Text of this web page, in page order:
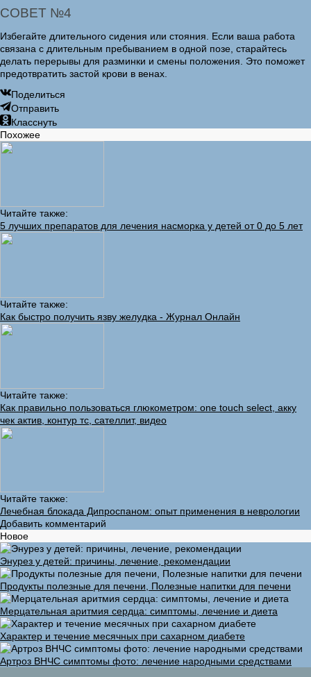
СОВЕТ №4
Избегайте длительного сидения или стояния. Если ваша работа
связана с длительным пребыванием в одной позе, старайтесь
делать перерывы для разминки и смены положения. Это поможет
предотвратить застой крови в венах.
Поделиться
Отправить
Класснуть
Похожее
Читайте также:
5 лучших препаратов для лечения насморка у детей от 0 до 5 лет
Читайте также:
Как быстро получить язву желудка - Журнал Онлайн
Читайте также:
Как правильно пользоваться глюкометром: one touch select, акку
чек актив, контур тс, сателлит, видео
Читайте также:
Лечебная блокада Дипроспаном: опыт применения в неврологии
Добавить комментарий
Новое
Энурез у детей: причины, лечение, рекомендации
Продукты полезные для печени, Полезные напитки для печени
Мерцательная аритмия сердца: симптомы, лечение и диета
Характер и течение месячных при сахарном диабете
Артроз ВНЧС симптомы фото: лечение народными средствами